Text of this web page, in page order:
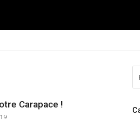
Carapace !
: